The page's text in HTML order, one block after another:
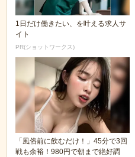
1日だけ働きたい、を叶える求人サ
イト
PR(ショットワークス)
「風俗前に飲むだけ！」45分で3回
戦も余裕！980円で朝まで絶好調